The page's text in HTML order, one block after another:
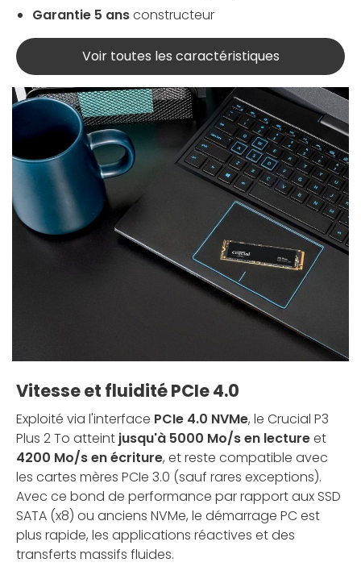
Garantie 5 ansconstructeur
Voir toutes les caractéristiques
Vitesse et fluidité PCIe 4.0
Exploité via l'interface PCIe 4.0 NVMe, le Crucial P3
Plus 2 To atteint jusqu'à 5000 Mo/s en lectureet
4200 Mo/s en écriture, et reste compatible avec
les cartes mères PCIe 3.0 (sauf rares exceptions).
Avec ce bond de performance par rapport aux SSD
SATA (x8) ou anciens NVMe, le démarrage PC est
plus rapide, les applications réactives et des
transferts massifs fluides.